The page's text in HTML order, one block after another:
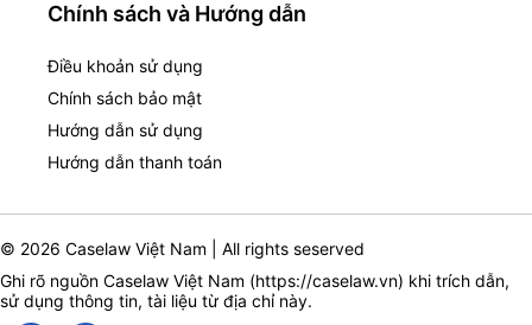
Chính sách và Hướng dẫn
Điều khoản sử dụng
Chính sách bảo mật
Hướng dẫn sử dụng
Hướng dẫn thanh toán
© 2026 Caselaw Việt Nam | All rights seserved
Ghi rõ nguồn Caselaw Việt Nam (https://caselaw.vn) khi trích dẫn,
sử dụng thông tin, tài liệu từ địa chỉ này.